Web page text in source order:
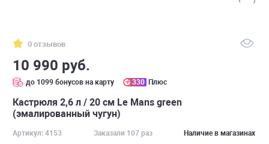
0 отзывов
10 990 руб.
до 1099 бонусов на карту 330 Плюс
Кастрюля 2,6 л / 20 см Le Mans green
(эмалированный чугун)
Артикул: 4153 Заказали 107 раз Наличие в магазинах